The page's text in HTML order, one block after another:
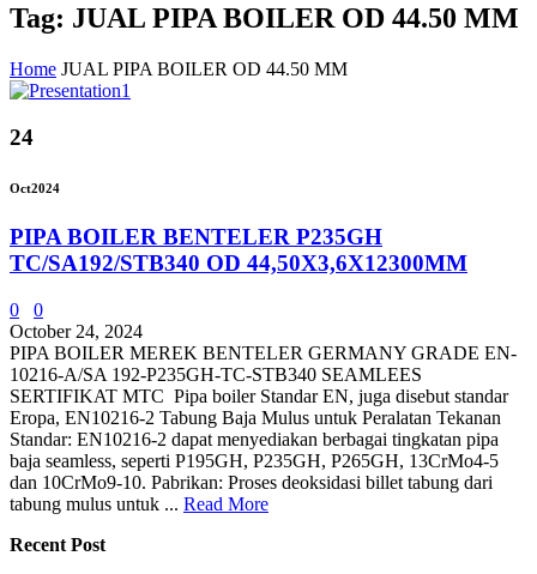
Tag: JUAL PIPA BOILER OD 44.50 MM
Home JUAL PIPA BOILER OD 44.50 MM
24
Oct2024
PIPA BOILER BENTELER P235GH
TC/SA192/STB340 OD 44,50X3,6X12300MM
0
0
October 24, 2024
PIPA BOILER MEREK BENTELER GERMANY GRADE EN-
10216-A/SA 192-P235GH-TC-STB340 SEAMLEES
SERTIFIKAT MTC Pipa boiler Standar EN, juga disebut standar
Eropa, EN10216-2 Tabung Baja Mulus untuk Peralatan Tekanan
Standar: EN10216-2 dapat menyediakan berbagai tingkatan pipa
baja seamless, seperti P195GH, P235GH, P265GH, 13CrMo4-5
dan 10CrMo9-10. Pabrikan: Proses deoksidasi billet tabung dari
tabung mulus untuk ... Read More
Recent Post